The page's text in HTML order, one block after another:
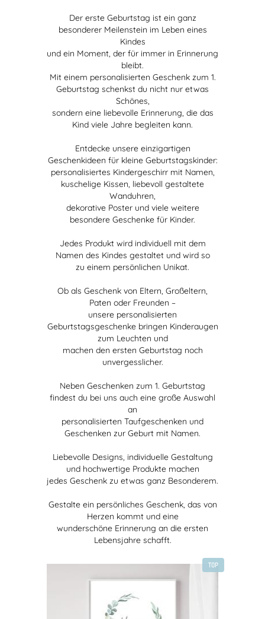
Der erste Geburtstag ist ein ganz
besonderer Meilenstein im Leben eines
Kindes
und ein Moment, der für immer in Erinnerung
bleibt.
Mit einem personalisierten Geschenk zum 1.
Geburtstag schenkst du nicht nur etwas
Schönes,
sondern eine liebevolle Erinnerung, die das
Kind viele Jahre begleiten kann.
Entdecke unsere einzigartigen
Geschenkideen für kleine Geburtstagskinder:
personalisiertes Kindergeschirr mit Namen,
kuschelige Kissen, liebevoll gestaltete
Wanduhren,
dekorative Poster und viele weitere
besondere Geschenke für Kinder.
Jedes Produkt wird individuell mit dem
Namen des Kindes gestaltet und wird so
zu einem persönlichen Unikat.
Ob als Geschenk von Eltern, Großeltern,
Paten oder Freunden –
unsere personalisierten
Geburtstagsgeschenke bringen Kinderaugen
zum Leuchten und
machen den ersten Geburtstag noch
unvergesslicher.
Neben Geschenken zum 1. Geburtstag
findest du bei uns auch eine große Auswahl
an
personalisierten Taufgeschenken und
Geschenken zur Geburt mit Namen.
Liebevolle Designs, individuelle Gestaltung
und hochwertige Produkte machen
jedes Geschenk zu etwas ganz Besonderem.
Gestalte ein persönliches Geschenk, das von
Herzen kommt und eine
wunderschöne Erinnerung an die ersten
Lebensjahre schafft.
TOP